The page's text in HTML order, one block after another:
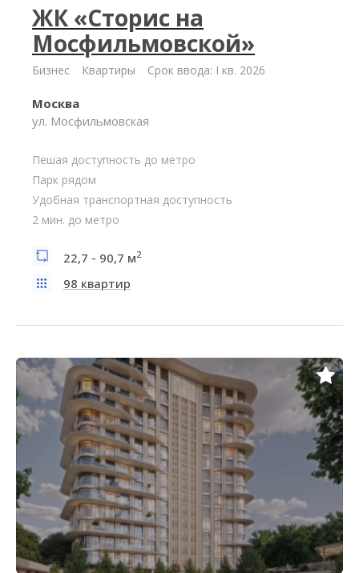
ЖК «Сторис на
Мосфильмовской»
Бизнес Квартиры Срок ввода: I кв. 2026
Москва
ул. Мосфильмовская
Пешая доступность до метро
Парк рядом
Удобная транспортная доступность
2 мин. до метро
22,7 - 90,7 м2
98 квартир